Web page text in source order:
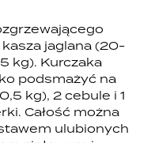
jaglana (20-
kg). Kurczaka
podsmażyć na
kg), 2 cebule i 1
Całość można
ulubionych